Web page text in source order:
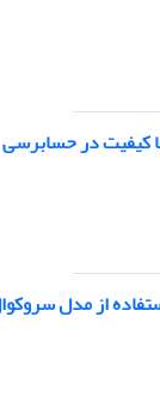
کیفیت در حسابرسی
از مدل